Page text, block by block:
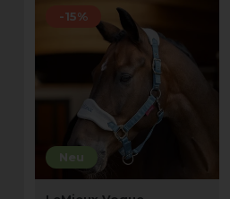
Neu
-15%